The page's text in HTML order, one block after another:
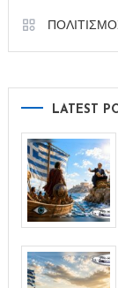
LATEST